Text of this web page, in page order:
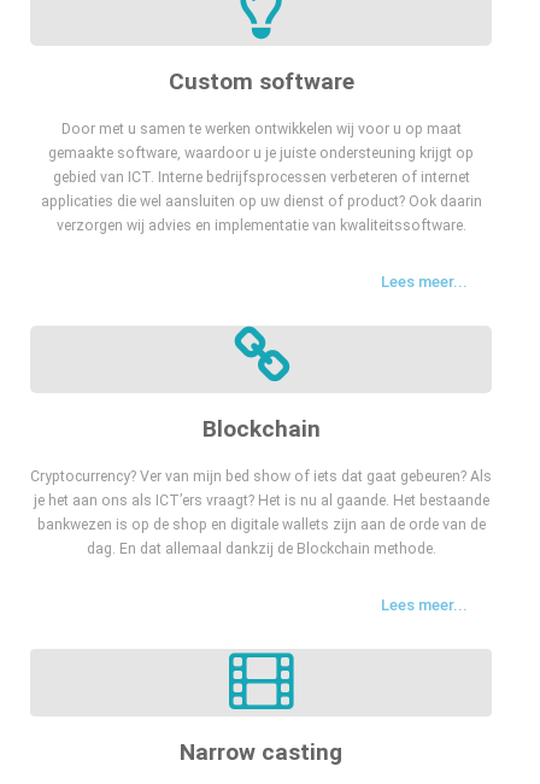
Custom software
Door met u samen te werken ontwikkelen wij voor u op maat
gemaakte software, waardoor u je juiste ondersteuning krijgt op
gebied van ICT. Interne bedrijfsprocessen verbeteren of internet
applicaties die wel aansluiten op uw dienst of product? Ook daarin
verzorgen wij advies en implementatie van kwaliteitssoftware.
Lees meer...
Blockchain
Cryptocurrency? Ver van mijn bed show of iets dat gaat gebeuren? Als
je het aan ons als ICT’ers vraagt? Het is nu al gaande. Het bestaande
bankwezen is op de shop en digitale wallets zijn aan de orde van de
dag. En dat allemaal dankzij de Blockchain methode.
Lees meer...
Narrow casting